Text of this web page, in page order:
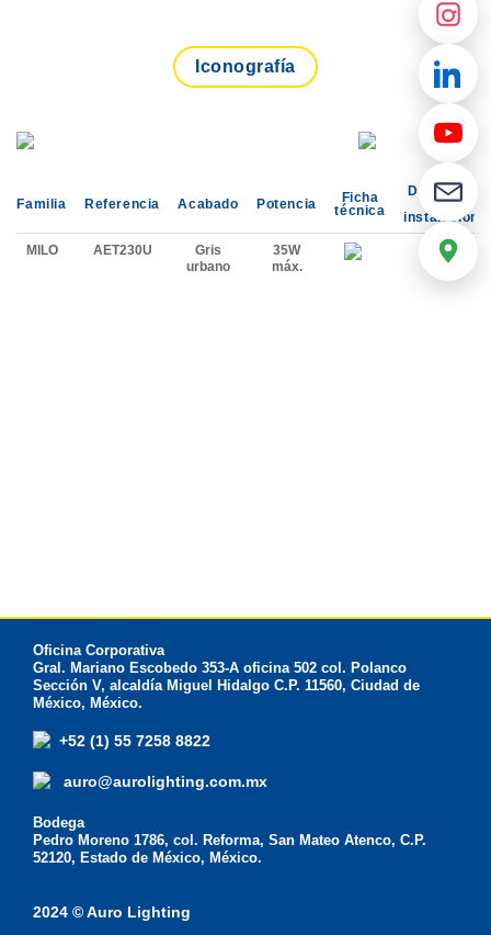
Iconografía
Familia Referencia Acabado Potencia
Ficha
técnica
Diagrama
de
instalación
MILO AET230U
Gris
urbano
35W
máx.
Oficina Corporativa
Gral. Mariano Escobedo 353-A oficina 502 col. Polanco
Sección V, alcaldía Miguel Hidalgo C.P. 11560, Ciudad de
México, México.
+52 (1) 55 7258 8822
auro@aurolighting.com.mx
Bodega
Pedro Moreno 1786, col. Reforma, San Mateo Atenco, C.P.
52120, Estado de México, México.
2024 © Auro Lighting